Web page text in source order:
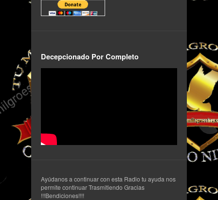
Decepcionado Por Completo
Ayúdanos a continuar con esta Radio tu ayuda nos
permite continuar Trasmitiendo Gracias
!!!Bendiciones!!!!